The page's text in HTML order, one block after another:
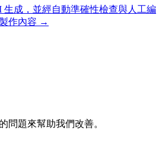
成，並經自動準確性檢查與人工編
作內容 →
問題來幫助我們改善。